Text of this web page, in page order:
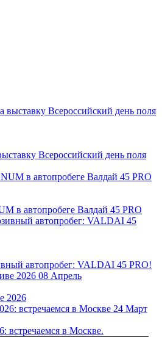
Всероссийский день поля
в автопробеге Валдай 45 PRO
автопробег: VALDAI 45 PRO!
08 Апрель
2026
24 Март
встречаемся в Москве.